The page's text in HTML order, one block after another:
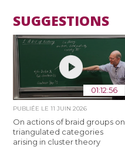
SUGGESTIONS
01:12:56
PUBLIÉE LE11 JUIN 2026
On actions of braid groups on
triangulated categories
arising in cluster theory